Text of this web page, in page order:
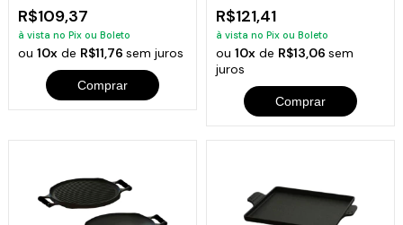
R$109,37
à vista no Pix ou Boleto
ou10x de R$11,76sem juros
Comprar
R$121,41
à vista no Pix ou Boleto
ou 10xde R$13,06 sem
juros
Comprar